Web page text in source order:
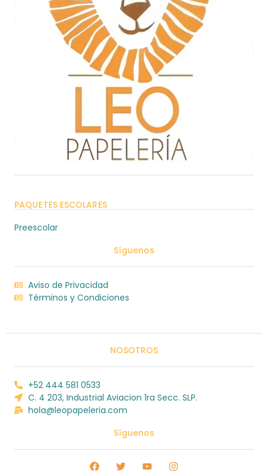
PAQUETES ESCOLARES
Preescolar
Síguenos
Aviso de Privacidad
Términos y Condiciones
NOSOTROS
+52 444 581 0533
C. 4 203, Industrial Aviacion 1ra Secc. SLP.
hola@leopapeleria.com
Síguenos